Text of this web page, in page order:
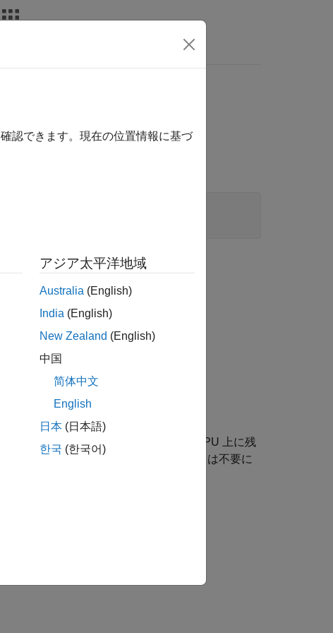
mxArray に格納します。データは GPU 上に残
しの後では mxGPUArray オブジェクトは不要に
認できます。現在の位置情報に基づ
アジア太平洋地域
Australia (English)
India (English)
New Zealand (English)
中国
简体中文
English
日本 (日本語)
한국 (한국어)